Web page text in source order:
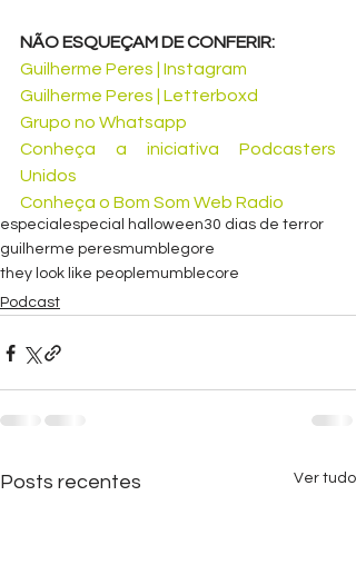
NÃO ESQUEÇAM DE CONFERIR:
Guilherme Peres | Instagram
Guilherme Peres | Letterboxd
Grupo no Whatsapp
Conheça a iniciativa Podcasters
Unidos
Conheça o Bom Som Web Radio
especial especial halloween30 dias de terror
guilherme peresmumblegore
they look like peoplemumblecore
Podcast
Posts recentes Ver tudo